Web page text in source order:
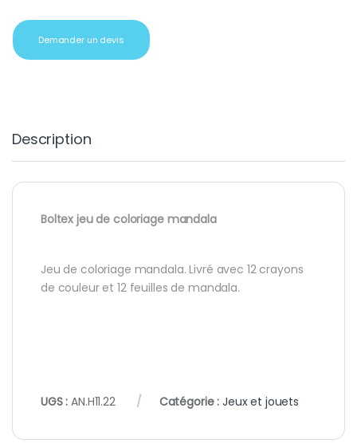
Demander un devis
Description
Boltex jeu de coloriage mandala
Jeu de coloriage mandala. Livré avec 12 crayons
de couleur et 12 feuilles de mandala.
UGS :AN.H11.22 Catégorie : Jeux et jouets